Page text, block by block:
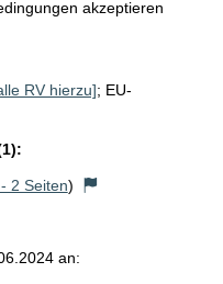
akzeptieren
RV hierzu]; EU-
2 Seiten)
an: